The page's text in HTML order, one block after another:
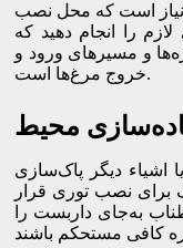
است که محل نصب
را انجام دهید که
و مسیرهای ورود و
خروج مرغ‌ها است.
محیط
اشیاء دیگر پاک‌سازی
برای نصب توری قرار
به‌جای داربست را